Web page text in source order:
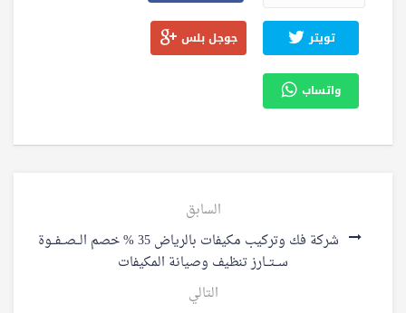
تويتر جوجل بلس
واتساب
السابق
شركة فك وتركيب مكيفات بالرياض 35 % خصم الــصــفــوة
ســتــارز تنظيف وصيانة المكيفات
التالي